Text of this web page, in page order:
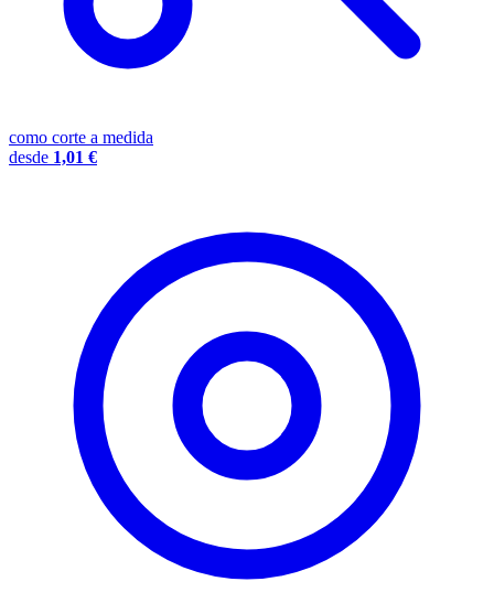
como corte a medida
desde 1,01 €